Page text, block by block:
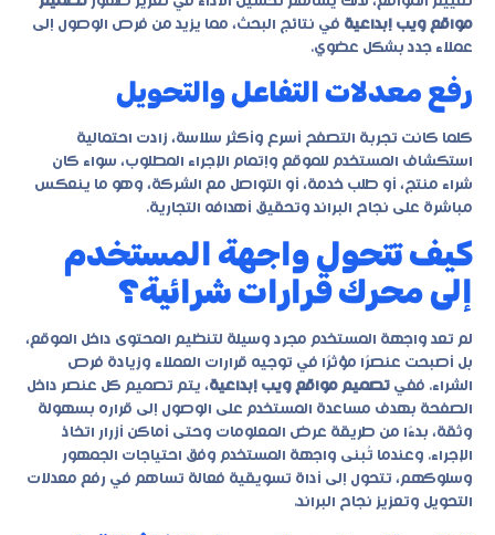
مواقع ويب إبداعية في نتائج البحث، مما يزيد من فرص الوصول إلى
عملاء جدد بشكل عضوي.
رفع معدلات التفاعل والتحويل
كلما كانت تجربة التصفح أسرع وأكثر سلاسة، زادت احتمالية
استكشاف المستخدم للموقع وإتمام الإجراء المطلوب، سواء كان
شراء منتج، أو طلب خدمة، أو التواصل مع الشركة، وهو ما ينعكس
مباشرة على نجاح البراند وتحقيق أهدافه التجارية.
كيف تتحول واجهة المستخدم
إلى محرك قرارات شرائية؟
لم تعد واجهة المستخدم مجرد وسيلة لتنظيم المحتوى داخل الموقع،
بل أصبحت عنصرًا مؤثرًا في توجيه قرارات العملاء وزيادة فرص
الشراء. ففي تصميم مواقع ويب إبداعية، يتم تصميم كل عنصر داخل
الصفحة بهدف مساعدة المستخدم على الوصول إلى قراره بسهولة
وثقة، بدءًا من طريقة عرض المعلومات وحتى أماكن أزرار اتخاذ
الإجراء. وعندما تُبنى واجهة المستخدم وفق احتياجات الجمهور
وسلوكهم، تتحول إلى أداة تسويقية فعالة تساهم في رفع معدلات
التحويل وتعزيز نجاح البراند.